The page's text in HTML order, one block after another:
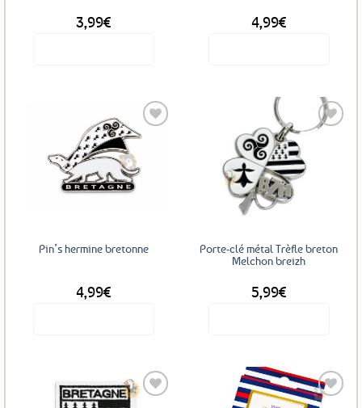
3,99€ 4,99€
Ajouter
Pin’s hermine bretonne
4,99€
Porte-clé métal Trèfle breton
Melchon breizh
5,99€